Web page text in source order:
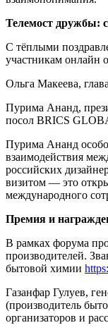
Телемост дружбы:
С тёплыми
участникам онлайн
Ольга Макеева,
Пурима Ананд,
посол BRICS
Пурима Ананд
взаимодействия
российских
визитом — это
международного
Премия и
В рамках форума
производителей.
бытовой химии
Газанфар Гулуев,
(производитель
организаторов и